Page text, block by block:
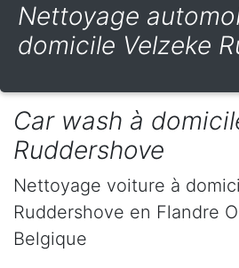
Nettoyage
domicile Velzeke
Car wash à
Ruddershove
Nettoyage voiture à
Ruddershove en Flandre
Belgique